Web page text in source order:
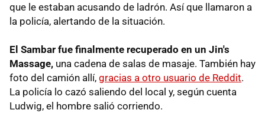
que le estaban acusando de ladrón. Así que llamaron a
la policía, alertando de la situación.
El Sambar fue finalmente recuperado en un Jin's
Massage, una cadena de salas de masaje. También hay
foto del camión allí, gracias a otro usuario de Reddit.
La policía lo cazó saliendo del local y, según cuenta
Ludwig, el hombre salió corriendo.